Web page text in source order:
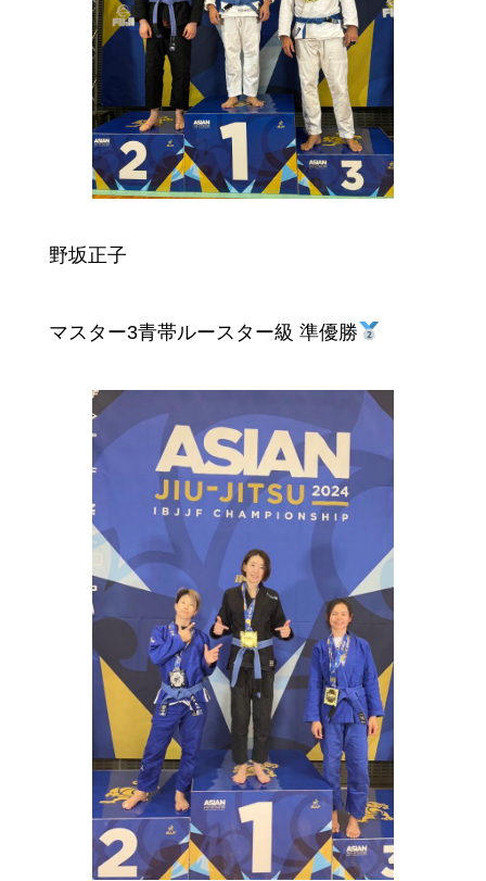
野坂正子
マスター3青帯ルースター級 準優勝